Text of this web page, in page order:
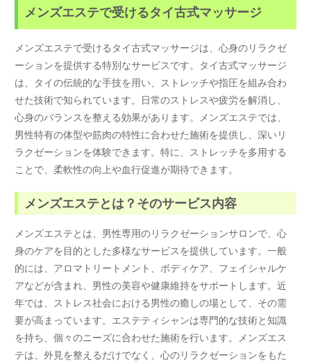
メンズエステで受けるタイ古式マッサージ
メンズエステで受けるタイ古式マッサージは、心身のリラクゼ
ーションを提供する特別なサービスです。タイ古式マッサージ
は、タイの伝統的な手技を用い、ストレッチや指圧を組み合わ
せた技術で知られています。日常のストレスや疲労を解消し、
心身のバランスを整える効果があります。メンズエステでは、
男性特有の体型や筋肉の特性に合わせた施術を提供し、深いリ
ラクゼーションを体験できます。特に、ストレッチを多用する
ことで、柔軟性の向上や血行促進が期待できます。
メンズエステとは？そのサービス内容
メンズエステとは、男性専用のリラクゼーションサロンで、心
身のケアを目的とした多様なサービスを提供しています。一般
的には、アロマトリートメント、ボディケア、フェイシャルケ
アなどが含まれ、男性の美容や健康維持をサポートします。近
年では、ストレス社会における男性の癒しの場として、その需
要が高まっています。エステティシャンは専門的な技術と知識
を持ち、個々のニーズに合わせた施術を行います。メンズエス
テは、外見を整えるだけでなく、心のリラクゼーションをもた